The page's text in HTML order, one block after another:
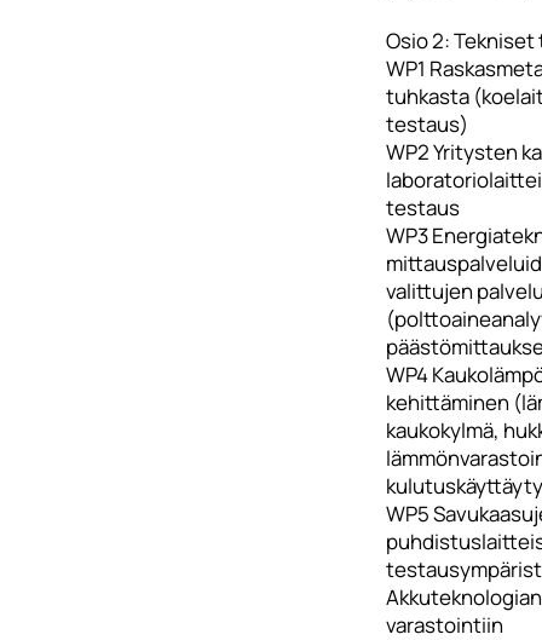
Osio 2:
WP1
tuhkasta
testaus)
WP2 Yritysten
testaus
WP3
valittujen
WP4
kehittäminen
kaukokylmä,
WP5
varastointiin